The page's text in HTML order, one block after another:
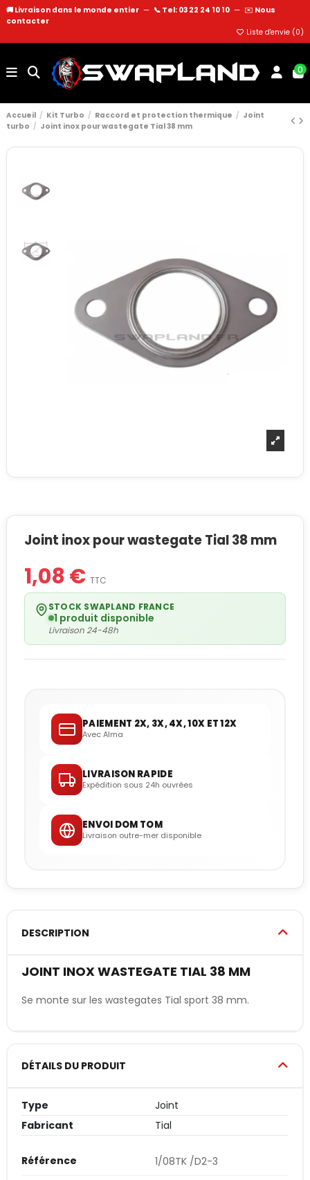
🚚 Livraison dans le monde entier — 📞 Tel: 03 22 24 10 10 — ✉️ Nous
contacter
Liste d'envie (0)
0
Accueil Kit Turbo Raccord et protection thermique
Joint
turbo
Joint inox pour wastegate Tial 38 mm
Joint inox pour wastegate Tial 38 mm
1,08 € TTC
STOCK SWAPLAND FRANCE
1 produit disponible
Livraison 24-48h
PAIEMENT 2X, 3X, 4X, 10X ET 12X
Avec Alma
LIVRAISON RAPIDE
Expédition sous 24h ouvrées
ENVOI DOM TOM
Livraison outre-mer disponible
DESCRIPTION
JOINT INOX WASTEGATE TIAL 38 MM
Se monte sur les wastegates Tial sport 38 mm.
DÉTAILS DU PRODUIT
Type
Joint
Fabricant
Tial
Référence
1/08TK /D2-3